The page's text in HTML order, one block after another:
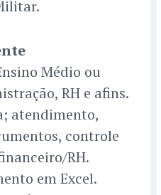
Médio ou
RH e afins.
atendimento,
controle
RH.
em Excel.